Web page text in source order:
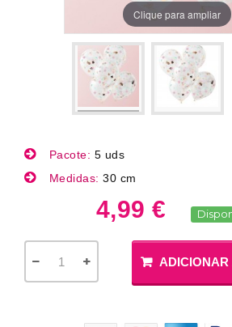
Clique para ampliar
Pacote: 5 uds
Medidas: 30 cm
4,99 €